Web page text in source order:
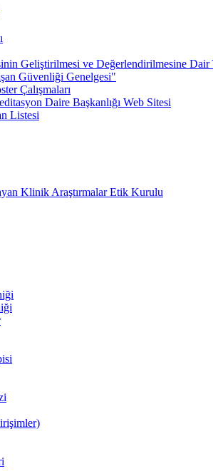
Geliştirilmesi ve Değerlendirilmesine
Güvenliği Genelgesi"
Çalışmaları
Daire Başkanlığı Web Sitesi
Listesi
Klinik Araştırmalar Etik Kurulu